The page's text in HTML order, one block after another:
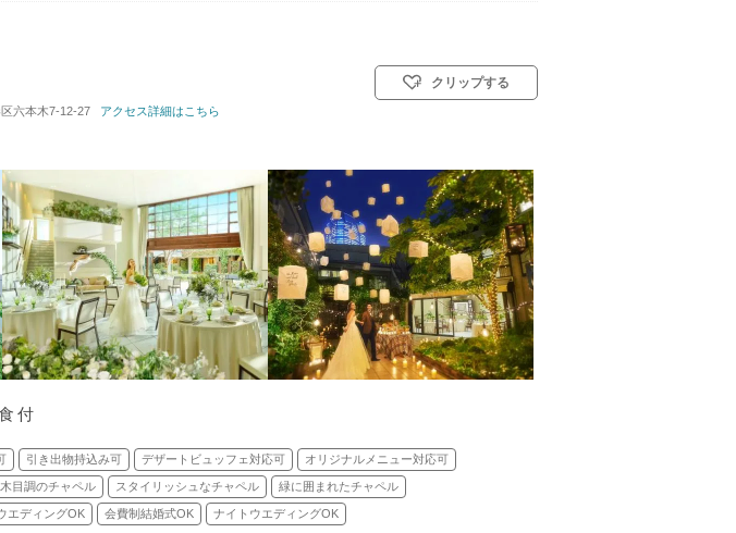
対応人数: 着席：2名 ～ 98名 挙式スタイル: 教会式(キリスト教式)／人前式／仏前式
六本木7-12-27 アクセス詳細はこちら
クリップする
付
引き出物持込み可 デザートビュッフェ対応可 オリジナルメニュー対応可
木目調のチャペル スタイリッシュなチャペル 緑に囲まれたチャペル
エディングOK 会費制結婚式OK ナイトウエディングOK